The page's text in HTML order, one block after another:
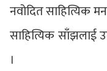
नवोदित साहित्यिक
साहित्यिक साँझलाई
।